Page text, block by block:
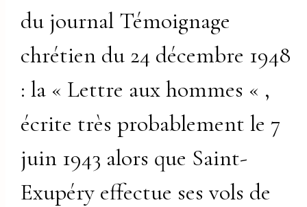
du journal Témoignage
chrétien du 24 décembre 1948
: la « Lettre aux hommes « ,
écrite très probablement le 7
juin 1943 alors que Saint-
Exupéry effectue ses vols de